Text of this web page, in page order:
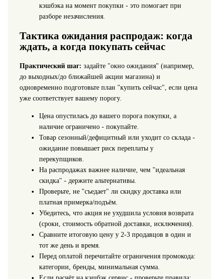
кэшбэка на момент покупки - это помогает при
разборе незачисления.
Тактика ожидания распродаж: когда
ждать, а когда покупать сейчас
Практический шаг: задайте "окно ожидания" (например,
до выходных/до ближайшей акции магазина) и
одновременно подготовьте план "купить сейчас", если цена
уже соответствует вашему порогу.
Цена опустилась до вашего порога покупки, а
наличие ограничено - покупайте.
Товар сезонный/дефицитный или уходит со склада -
ожидание повышает риск переплаты у
перекупщиков.
На распродажах важнее наличие, чем "идеальная
скидка" - держите альтернативы.
Проверьте, не "съедает" ли скидку доставка или
платная примерка/подъём.
Убедитесь, что акция не ухудшила условия возврата
(сроки, стоимость обратной доставки, исключения).
Сравните итоговую цену у 2-3 продавцов в один и
тот же день и время.
Перед оплатой перечитайте ограничения промокода:
категории, бренды, минимальная сумма.